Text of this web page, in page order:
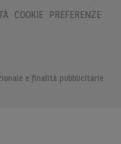
COOKIE PREFERENZE
e finalità pubblicitarie